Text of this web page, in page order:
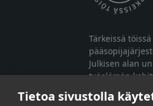
Tärkeissä
Julkisen alan
työelämän
Tietoa sivustolla